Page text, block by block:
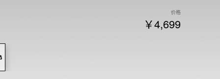
价格
￥4,699